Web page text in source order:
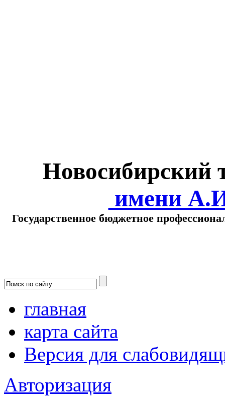
Новосибирский
имени
Государственное бюджетное
главная
карта сайта
Версия для
Авторизация